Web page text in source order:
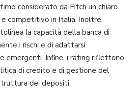
considerato da Fitch un chiaro
competitivo in Italia. Inoltre,
la capacità della banca di
i rischi e di adattarsi
emergenti. Infine, i rating riflettono
di credito e di gestione del
dei depositi.